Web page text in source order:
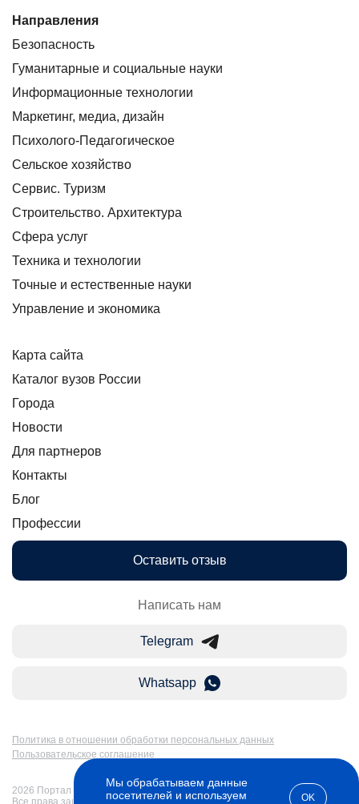
Направления
Безопасность
Гуманитарные и социальные науки
Информационные технологии
Маркетинг, медиа, дизайн
Психолого-Педагогическое
Сельское хозяйство
Сервис. Туризм
Строительство. Архитектура
Сфера услуг
Техника и технологии
Точные и естественные науки
Управление и экономика
Карта сайта
Каталог вузов России
Города
Новости
Для партнеров
Контакты
Блог
Профессии
Оставить отзыв
Написать нам
Telegram
Whatsapp
Политика в отношении обработки персональных данных
Пользовательское соглашение
2026 Портал Бакалавр-Магистр: дистанционное образование в России.
Мы обрабатываем данные
посетителей и используем
OK